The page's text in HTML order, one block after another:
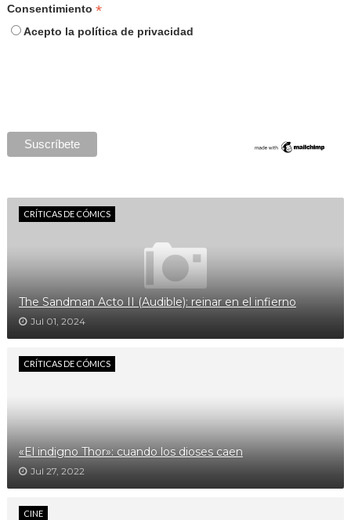
Consentimiento *
Acepto la política de privacidad
CRÍTICAS DE CÓMICS
The Sandman Acto II (Audible): reinar en el infierno
Jul 01, 2024
CRÍTICAS DE CÓMICS
«El indigno Thor»: cuando los dioses caen
Jul 27, 2022
CINE